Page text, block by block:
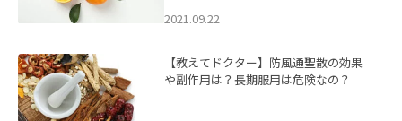
2021.09.22
【教えてドクター】防風通聖散の効果
や副作用は？長期服用は危険なの？